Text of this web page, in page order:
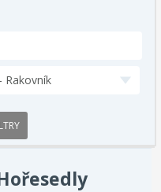
- Rakovník